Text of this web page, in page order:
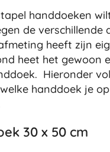
handdoeken
de verschillende
heeft zijn
heet het gewoon
Hieronder
handdoek je
30 x 50 cm